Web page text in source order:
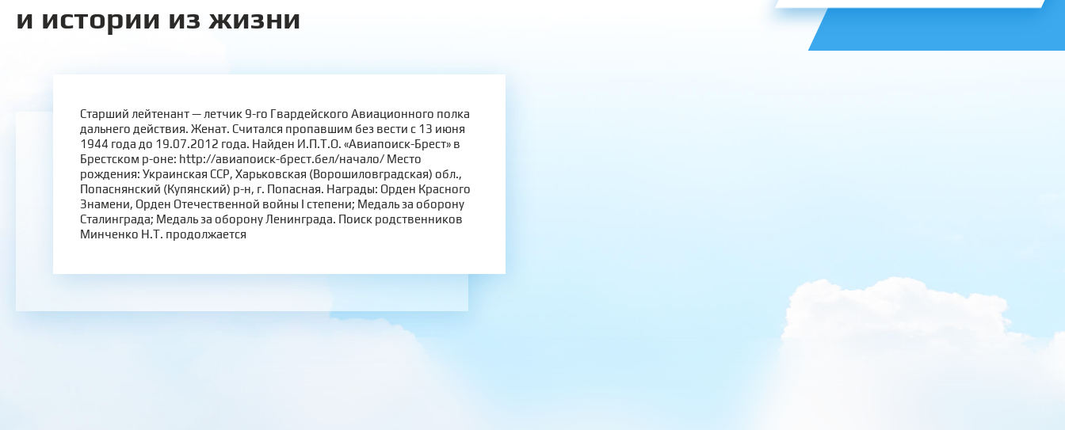
и истории из жизни
Старший лейтенант — летчик 9-го Гвардейского Авиационного полка
дальнего действия. Женат. Считался пропавшим без вести с 13 июня
1944 года до 19.07.2012 года. Найден И.П.Т.О. «Авиапоиск-Брест» в
Брестском р-оне: http://авиапоиск-брест.бел/начало/ Место
рождения: Украинская ССР, Харьковская (Ворошиловградская) обл.,
Попаснянский (Купянский) р-н, г. Попасная. Награды: Орден Красного
Знамени, Орден Отечественной войны I степени; Медаль за оборону
Сталинграда; Медаль за оборону Ленинграда. Поиск родственников
Минченко Н.Т. продолжается